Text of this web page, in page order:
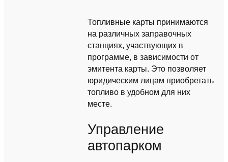
Топливные карты принимаются
на различных заправочных
станциях, участвующих в
программе, в зависимости от
эмитента карты. Это позволяет
юридическим лицам приобретать
топливо в удобном для них
месте.
Управление
автопарком